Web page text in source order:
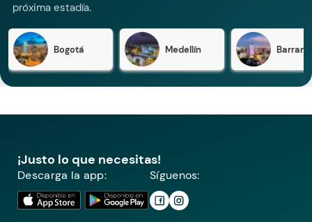
próxima estadía.
Bogotá Medellín
¡Justo lo que necesitas!
Descarga la app: Síguenos: